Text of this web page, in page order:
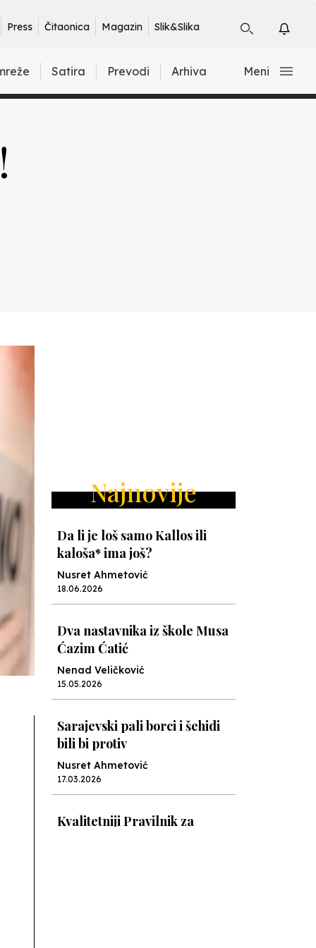
Press Čitaonica Magazin Slik&Slika
Satira Prevodi Arhiva Meni
Najnovije
Da li je loš samo Kallos ili
kaloša* ima još?
Nusret Ahmetović
18.06.2026
Dva nastavnika iz škole Musa
Ćazim Ćatić
Nenad Veličković
15.05.2026
Sarajevski pali borci i šehidi
bili bi protiv
Nusret Ahmetović
17.03.2026
Kvalitetniji Pravilnik za